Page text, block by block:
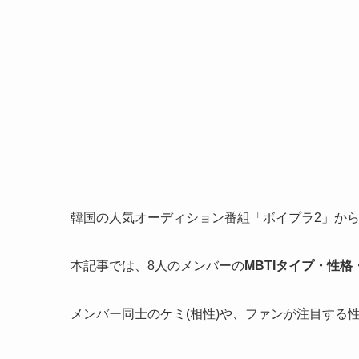
韓国の人気オーディション番組「ボイプラ2」か
本記事では、8人のメンバーのMBTIタイプ・性格
メンバー同士のケミ(相性)や、ファンが注目する